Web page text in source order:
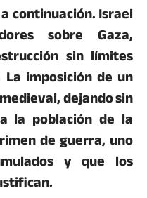
continuación. Israel
sobre Gaza,
sin límites
imposición de un
dejando sin
la población de la
de guerra, uno
y que los